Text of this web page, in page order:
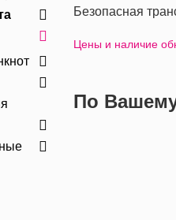
Безопасная
Цены и наличие
По